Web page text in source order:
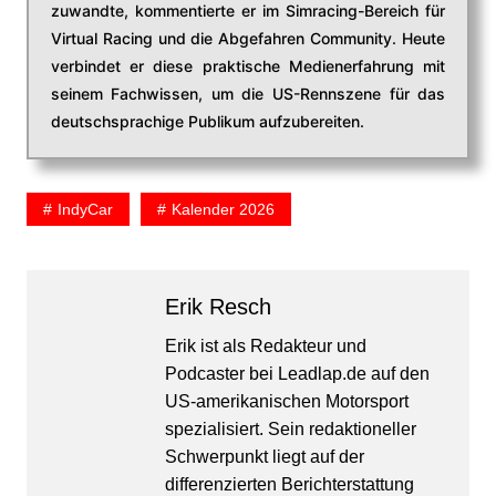
zuwandte, kommentierte er im Simracing-Bereich für
Virtual Racing und die Abgefahren Community. Heute
verbindet er diese praktische Medienerfahrung mit
seinem Fachwissen, um die US-Rennszene für das
deutschsprachige Publikum aufzubereiten.
IndyCar Kalender 2026
Erik Resch
Erik ist als Redakteur und
Podcaster bei Leadlap.de auf den
US-amerikanischen Motorsport
spezialisiert. Sein redaktioneller
Schwerpunkt liegt auf der
differenzierten Berichterstattung